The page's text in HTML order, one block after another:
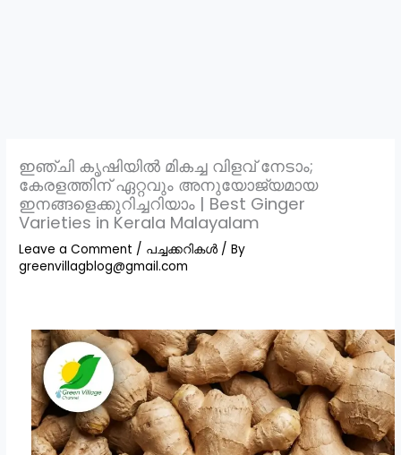
ഇഞ്ചി കൃഷിയിൽ മികച്ച വിളവ് നേടാം;
കേരളത്തിന് ഏറ്റവും അനുയോജ്യമായ
ഇനങ്ങളെക്കുറിച്ചറിയാം | Best Ginger
Varieties in Kerala Malayalam
Leave a Comment / പച്ചക്കറികൾ / By
greenvillagblog@gmail.com